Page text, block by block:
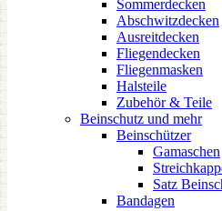
Sommerdecken
Abschwitzdecken
Ausreitdecken
Fliegendecken
Fliegenmasken
Halsteile
Zubehör & Teile
Beinschutz und mehr
Beinschützer
Gamaschen
Satz
Bandagen